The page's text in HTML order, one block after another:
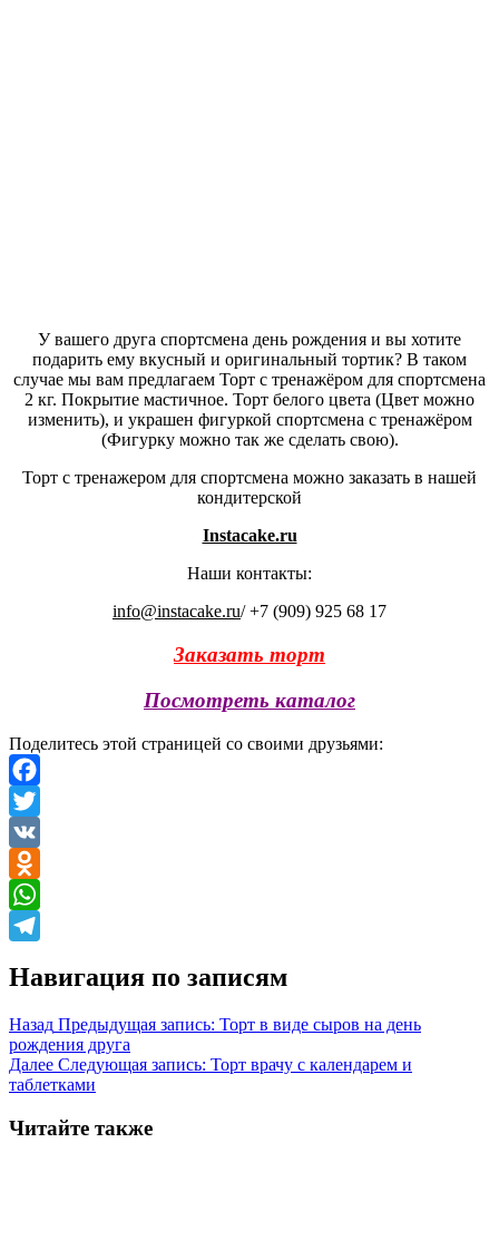
У вашего друга спортсмена день рождения и вы хотите
подарить ему вкусный и оригинальный тортик? В таком
случае мы вам предлагаем Торт с тренажёром для спортсмена
2 кг. Покрытие мастичное. Торт белого цвета (Цвет можно
изменить), и украшен фигуркой спортсмена с тренажёром
(Фигурку можно так же сделать свою).
Торт с тренажером для спортсмена можно заказать в нашей
кондитерской
Instacake.ru
Наши контакты:
info@instacake.ru/ +7 (909) 925 68 17
Заказать торт
Посмотреть каталог
Поделитесь этой страницей со своими друзьями:
Facebook
Twitter
VK
Odnoklassniki
WhatsApp
Навигация по записям
Назад Предыдущая запись: Торт в виде сыров на день
рождения друга
Далее Следующая запись: Торт врачу с календарем и
таблетками
Читайте также